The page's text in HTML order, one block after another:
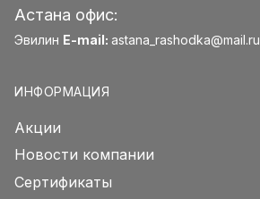
Астана офис:
Эвилин E-mail: astana_rashodka@mail.ru
ИНФОРМАЦИЯ
Акции
Новости компании
Сертификаты